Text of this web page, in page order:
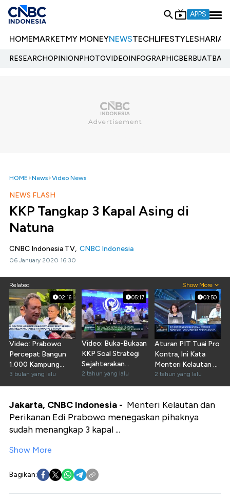
APPS
HOMEMARKETMY MONEYNEWSTECHLIFESTYLESHARIA
RESEARCHOPINIONPHOTOVIDEOINFOGRAPHIC
HOME News Video News
NEWS FLASH
KKP Tangkap 3 Kapal Asing di
Natuna
CNBC Indonesia TV, CNBC Indonesia
06 January 2020 16:30
Related Show More
02:16
Video: Prabowo
Percepat Bangun
1.000 Kampung
Nelayan
3 bulan yang lalu
05:17
Video: Buka-Bukaan
KKP Soal Strategi
Sejahterakan
Nelayan
2 tahun yang lalu
03:50
Aturan PIT Tuai Pro
Kontra, Ini Kata
Menteri Kelautan &
Perikanan
2 tahun yang lalu
Jakarta, CNBC Indonesia - Menteri Kelautan dan
Perikanan Edi Prabowo menegaskan pihaknya
sudah menangkap 3 kapal ...
Show More
Bagikan: